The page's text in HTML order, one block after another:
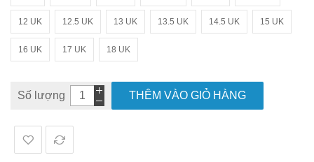
12 UK 12.5 UK 13 UK 13.5 UK 14.5 UK 15 UK
16 UK 17 UK 18 UK
Số lượng THÊM VÀO GIỎ HÀNG